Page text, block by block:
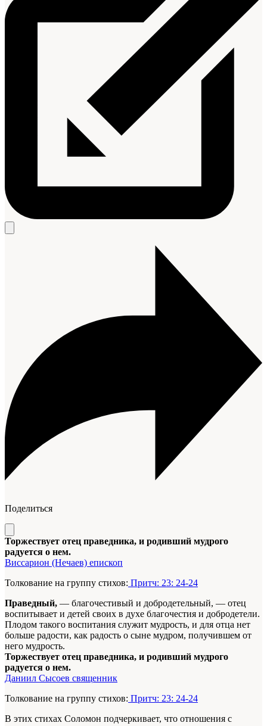
Поделиться
Торжествует отец праведника, и родивший мудрого
радуется о нем.
Виссарион (Нечаев) епископ
Толкование на группу стихов: Притч: 23: 24-24
Праведный, — благочестивый и добродетельный, — отец
воспитывает и детей своих в духе благочестия и добродетели.
Плодом такого воспитания служит мудрость, и для отца нет
больше радости, как радость о сыне мудром, получившем от
него мудрость.
Торжествует отец праведника, и родивший мудрого
радуется о нем.
Даниил Сысоев священник
Толкование на группу стихов: Притч: 23: 24-24
В этих стихах Соломон подчеркивает, что отношения с